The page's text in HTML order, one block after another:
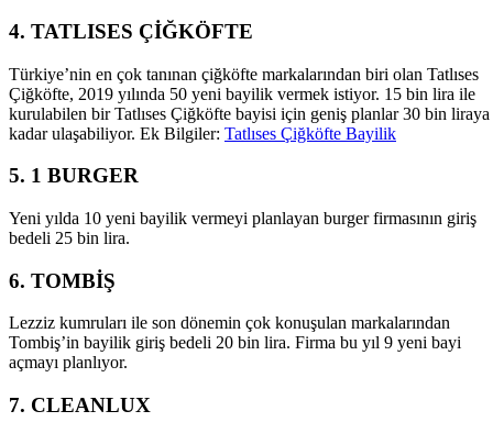
4. TATLISES ÇİĞKÖFTE
Türkiye’nin en çok tanınan çiğköfte markalarından biri olan Tatlıses
Çiğköfte, 2019 yılında 50 yeni bayilik vermek istiyor. 15 bin lira ile
kurulabilen bir Tatlıses Çiğköfte bayisi için geniş planlar 30 bin liraya
kadar ulaşabiliyor. Ek Bilgiler: Tatlıses Çiğköfte Bayilik
5. 1 BURGER
Yeni yılda 10 yeni bayilik vermeyi planlayan burger firmasının giriş
bedeli 25 bin lira.
6. TOMBİŞ
Lezziz kumruları ile son dönemin çok konuşulan markalarından
Tombiş’in bayilik giriş bedeli 20 bin lira. Firma bu yıl 9 yeni bayi
açmayı planlıyor.
7. CLEANLUX